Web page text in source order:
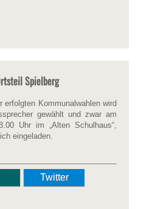
Spielberg
erfolgten Kommunalwahlen wird
gewählt und zwar am
Uhr im „Alten Schulhaus“,
eingeladen.
Twitter